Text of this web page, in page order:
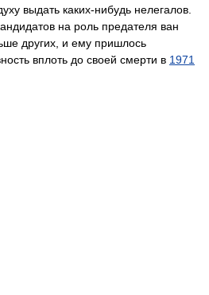
выдать каких-нибудь нелегалов.
на роль предателя ван
других, и ему пришлось
вплоть до своей смерти в 1971